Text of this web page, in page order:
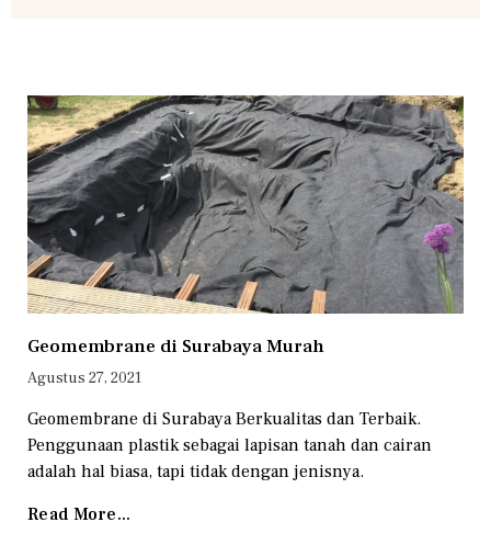
Geomembrane di Surabaya Murah
Agustus 27, 2021
Geomembrane di Surabaya Berkualitas dan Terbaik.
Penggunaan plastik sebagai lapisan tanah dan cairan
adalah hal biasa, tapi tidak dengan jenisnya.
Read More...